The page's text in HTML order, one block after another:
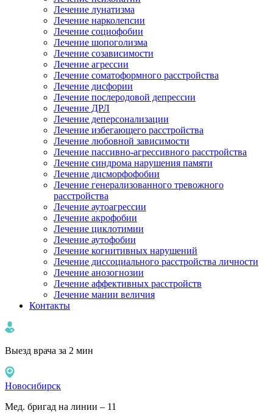
Лечение лунатизма
Лечение нарколепсии
Лечение социофобии
Лечение шопоголизма
Лечение созависимости
Лечение агрессии
Лечение соматоформного расстройства
Лечение дисфории
Лечение послеродовой депрессии
Лечение ДРЛ
Лечение деперсонализации
Лечение избегающего расстройства
Лечение любовной зависимости
Лечение пассивно-агрессивного расстройства
Лечение синдрома нарушения памяти
Лечение дисморфофобии
Лечение генерализованного тревожного
расстройства
Лечение аутоагрессии
Лечение акрофобии
Лечение циклотимии
Лечение аутофобии
Лечение когнитивных нарушений
Лечение диссоциального расстройства личности
Лечение анозогнозии
Лечение аффективных расстройств
Лечение мании величия
Контакты
Выезд врача за 2 мин
Новосибирск
Мед. бригад на линии – 11